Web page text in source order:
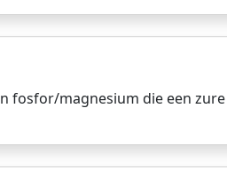
fosfor/magnesium die een